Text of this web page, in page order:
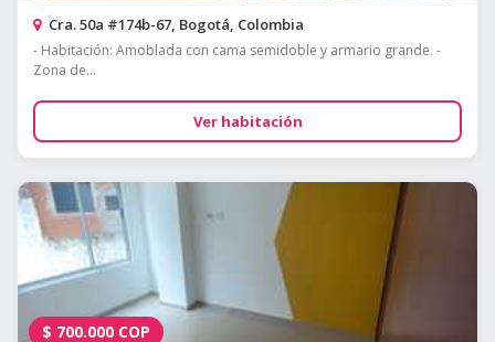
Cra. 50a #174b-67, Bogotá, Colombia
- Habitación: Amoblada con cama semidoble y armario grande. -
Zona de...
Ver habitación
$ 700.000 COP